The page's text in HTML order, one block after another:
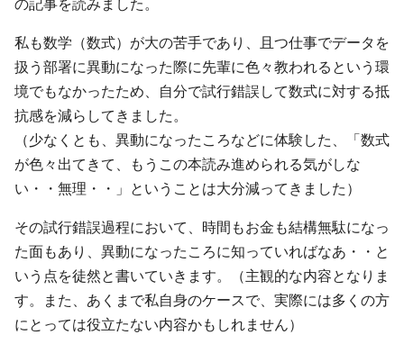
の記事を読みました。
私も数学（数式）が大の苦手であり、且つ仕事でデータを
扱う部署に異動になった際に先輩に色々教われるという環
境でもなかったため、自分で試行錯誤して数式に対する抵
抗感を減らしてきました。
（少なくとも、異動になったころなどに体験した、「数式
が色々出てきて、もうこの本読み進められる気がしな
い・・無理・・」ということは大分減ってきました）
その試行錯誤過程において、時間もお金も結構無駄になっ
た面もあり、異動になったころに知っていればなあ・・と
いう点を徒然と書いていきます。（主観的な内容となりま
す。また、あくまで私自身のケースで、実際には多くの方
にとっては役立たない内容かもしれません）